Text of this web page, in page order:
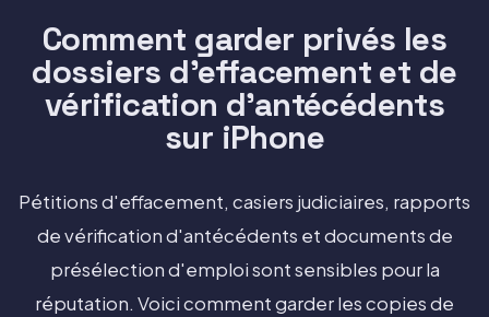
Comment garder privés les
dossiers d'effacement et de
vérification d'antécédents
sur iPhone
Pétitions d'effacement, casiers judiciaires, rapports
de vérification d'antécédents et documents de
présélection d'emploi sont sensibles pour la
réputation. Voici comment garder les copies de